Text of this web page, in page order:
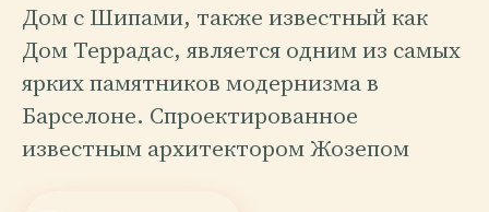
Дом с Шипами, также известный как
Дом Террадас, является одним из самых
ярких памятников модернизма в
Барселоне. Спроектированное
известным архитектором Жозепом